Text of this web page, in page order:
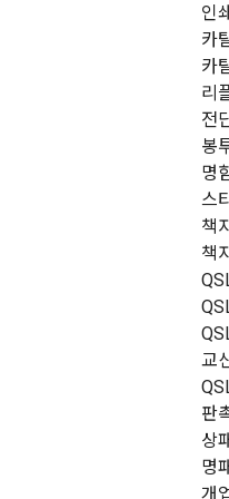
인
카
카
리
전
봉
명
스
책
책
교
판
상
명
개